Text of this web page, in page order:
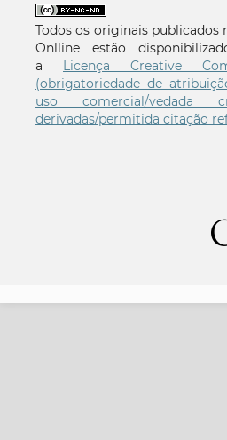
Todos os originais publicados
Onlline estão
a Licença Creative
(obrigatoriedade de
uso comercial/vedada
derivadas/permitida citação